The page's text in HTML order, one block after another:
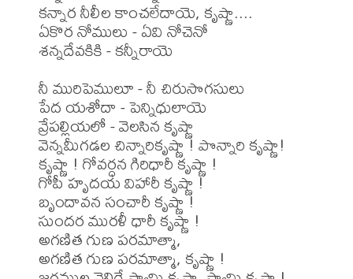
కన్నార నీలీల కాంచలేదాయె, కృష్ణా....
ఏకొర నోములు - ఏవి నోచెనో
శన్నదేవకికి - కన్నీరాయె
నీ మురిపెములూ - నీ చిరుసొగసులు
పేద యశోదా - పెన్నిధులాయె
వ్రేపల్లియలో - వెలసిన కృష్ణా
వెన్నమీగడల చిన్నారికృష్ణా ! పొన్నారి కృష్ణా!
కృష్ణా ! గోవర్ధన గిరిధారీ కృష్ణా !
గోపీ హృదయ విహారీ కృష్ణా !
బృందావన సంచారీ కృష్ణా !
సుందర మురళీ ధారీ కృష్ణా !
అగణిత గుణ పరమాత్మా,
అగణిత గుణ పరమాత్మా, కృష్ణా !